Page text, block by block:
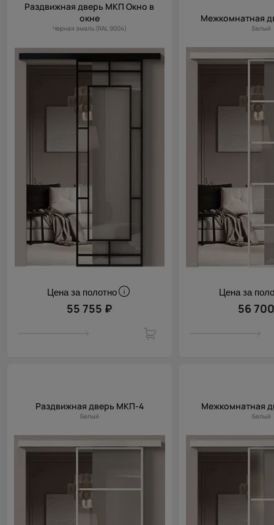
Раздвижная дверь МКП Окно в
окне
Черная эмаль (RAL 9004)
Цена за полотно
55 755 ₽
Межкомнатная
Белый
Цена за
56
Раздвижная дверь МКП-4
Белый
Межкомнатная
Белый